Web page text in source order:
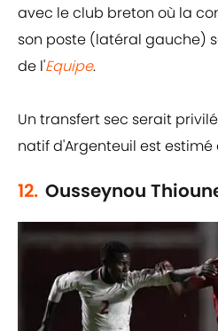
avec le club breton où la
son poste (latéral gauche)
de l'Equipe.
Un transfert sec serait
natif d'Argenteuil est estimé
12. Ousseynou